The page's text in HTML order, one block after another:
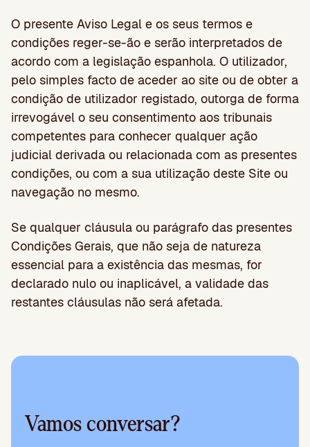
O presente Aviso Legal e os seus termos e
condições reger-se-ão e serão interpretados de
acordo com a legislação espanhola. O utilizador,
pelo simples facto de aceder ao site ou de obter a
condição de utilizador registado, outorga de forma
irrevogável o seu consentimento aos tribunais
competentes para conhecer qualquer ação
judicial derivada ou relacionada com as presentes
condições, ou com a sua utilização deste Site ou
navegação no mesmo.
Se qualquer cláusula ou parágrafo das presentes
Condições Gerais, que não seja de natureza
essencial para a existência das mesmas, for
declarado nulo ou inaplicável, a validade das
restantes cláusulas não será afetada.
Vamos conversar?